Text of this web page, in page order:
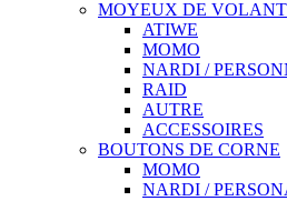
MOYEUX DE VOLANT
ATIWE
MOMO
NARDI /
RAID
AUTRE
ACCESSOIRES
BOUTONS DE CORNE
MOMO
NARDI /